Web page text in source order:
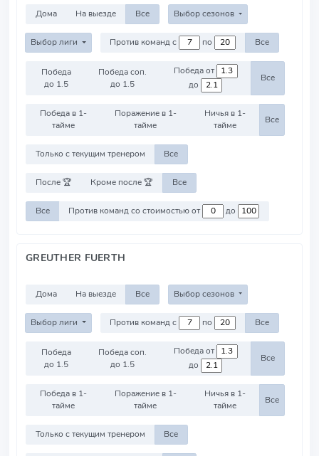
Дома На выезде Все Выбор сезонов
Выбор лиги Против команд с по Все
Победа
до 1.5
Победа соп.
до 1.5
Победа от
до
Все
Победа в 1-
тайме
Поражение в 1-
тайме
Ничья в 1-
тайме
Все
Только с текущим тренером Все
После 🏆 Кроме после 🏆 Все
Все Против команд со стоимостью от до
GREUTHER FUERTH
Дома На выезде Все Выбор сезонов
Выбор лиги Против команд с по Все
Победа
до 1.5
Победа соп.
до 1.5
Победа от
до
Все
Победа в 1-
тайме
Поражение в 1-
тайме
Ничья в 1-
тайме
Все
Только с текущим тренером Все